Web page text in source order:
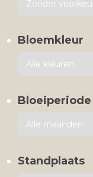
Bloemkleur
Bloeiperiode
Standplaats